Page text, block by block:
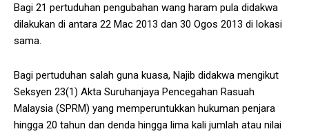
Bagi 21 pertuduhan pengubahan wang haram pula didakwa
dilakukan di antara 22 Mac 2013 dan 30 Ogos 2013 di lokasi
sama.
Bagi pertuduhan salah guna kuasa, Najib didakwa mengikut
Seksyen 23(1) Akta Suruhanjaya Pencegahan Rasuah
Malaysia (SPRM) yang memperuntukkan hukuman penjara
hingga 20 tahun dan denda hingga lima kali jumlah atau nilai